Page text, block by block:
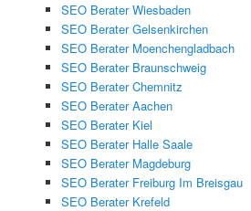
SEO Berater Wiesbaden
SEO Berater Gelsenkirchen
SEO Berater Moenchengladbach
SEO Berater Braunschweig
SEO Berater Chemnitz
SEO Berater Aachen
SEO Berater Kiel
SEO Berater Halle Saale
SEO Berater Magdeburg
SEO Berater Freiburg Im Breisgau
SEO Berater Krefeld